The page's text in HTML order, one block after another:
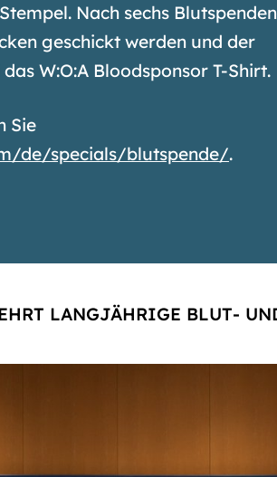
Nach sechs
geschickt werden und der
W:O:A Bloodsponsor T-Shirt.
Sie
de/specials/blutspende/.
LANGJÄHRIGE BLUT‐